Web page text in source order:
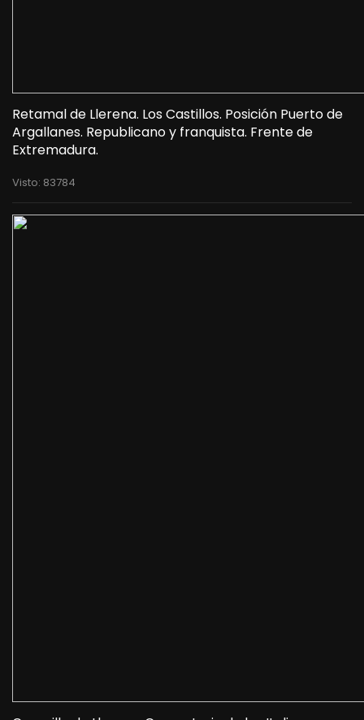
Retamal de Llerena. Los Castillos. Posición Puerto de
Argallanes. Republicano y franquista. Frente de
Extremadura.
Visto: 83784